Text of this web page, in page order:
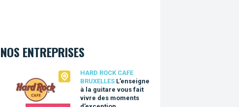
NOS ENTREPRISES
HARD ROCK CAFE
BRUXELLES L’enseigne
à la guitare vous fait
vivre des moments
Hard Rock Cafe Bruxelles